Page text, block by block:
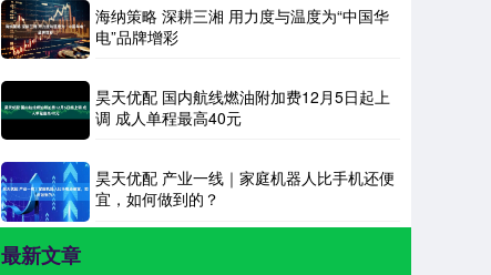
海纳策略 深耕三湘 用力度与温度为“中国华
电”品牌增彩
昊天优配 国内航线燃油附加费12月5日起上
调 成人单程最高40元
昊天优配 产业一线｜家庭机器人比手机还便
宜，如何做到的？
最新文章